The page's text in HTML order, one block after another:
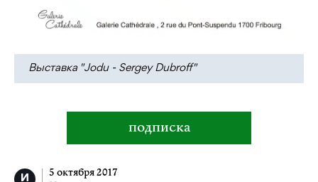
Выставка "Jodu - Sergey Dubroff"
подписка
5 октября 2017